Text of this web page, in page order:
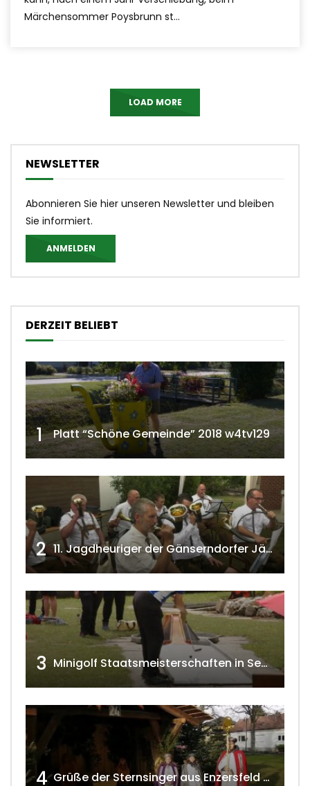
Märchensommer Poysbrunn st...
LOAD MORE
NEWSLETTER
Abonnieren Sie hier unseren Newsletter und bleiben
Sie informiert.
ANMELDEN
DERZEIT BELIEBT
1 Platt “Schöne Gemeinde” 2018 w4tv129
2 11. Jagdheuriger der Gänserndorfer Jäger 2020 w4tv166
3 Minigolf Staatsmeisterschaften in Seefeld-Kadolz w4tv174
4 Grüße der Sternsinger aus Enzersfeld – Klein-Engersdorf 2021 w4tv169